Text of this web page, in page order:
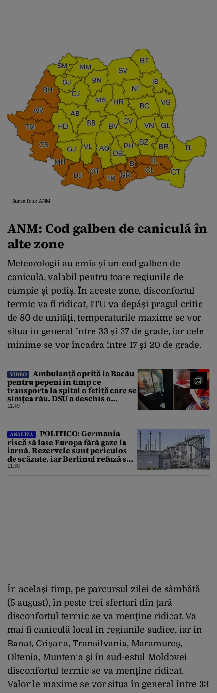
Sursa foto: ANM
ANM: Cod galben de caniculă în
alte zone
Meteorologii au emis și un cod galben de
caniculă, valabil pentru toate regiunile de
câmpie și podiș. În aceste zone, disconfortul
termic va fi ridicat, ITU va depăşi pragul critic
de 80 de unităţi, temperaturile maxime se vor
situa în general între 33 şi 37 de grade, iar cele
minime se vor încadra între 17 şi 20 de grade.
VIDEO
Ambulanță oprită la Bacău
pentru pepeni în timp ce
transporta la spital o fetiță care se
simțea rău. DSU a deschis o
anchetă
11:49
ANALIZĂ
POLITICO: Germania
riscă să lase Europa fără gaze la
iarnă. Rezervele sunt periculos
de scăzute, iar Berlinul refuză să
intervină
11:39
În acelaşi timp, pe parcursul zilei de sâmbătă
(5 august), în peste trei sferturi din ţară
disconfortul termic se va menţine ridicat. Va
mai fi caniculă local în regiunile sudice, iar în
Banat, Crişana, Transilvania, Maramureş,
Oltenia, Muntenia şi în sud-estul Moldovei
disconfortul termic se va menţine ridicat.
Valorile maxime se vor situa în general între 33